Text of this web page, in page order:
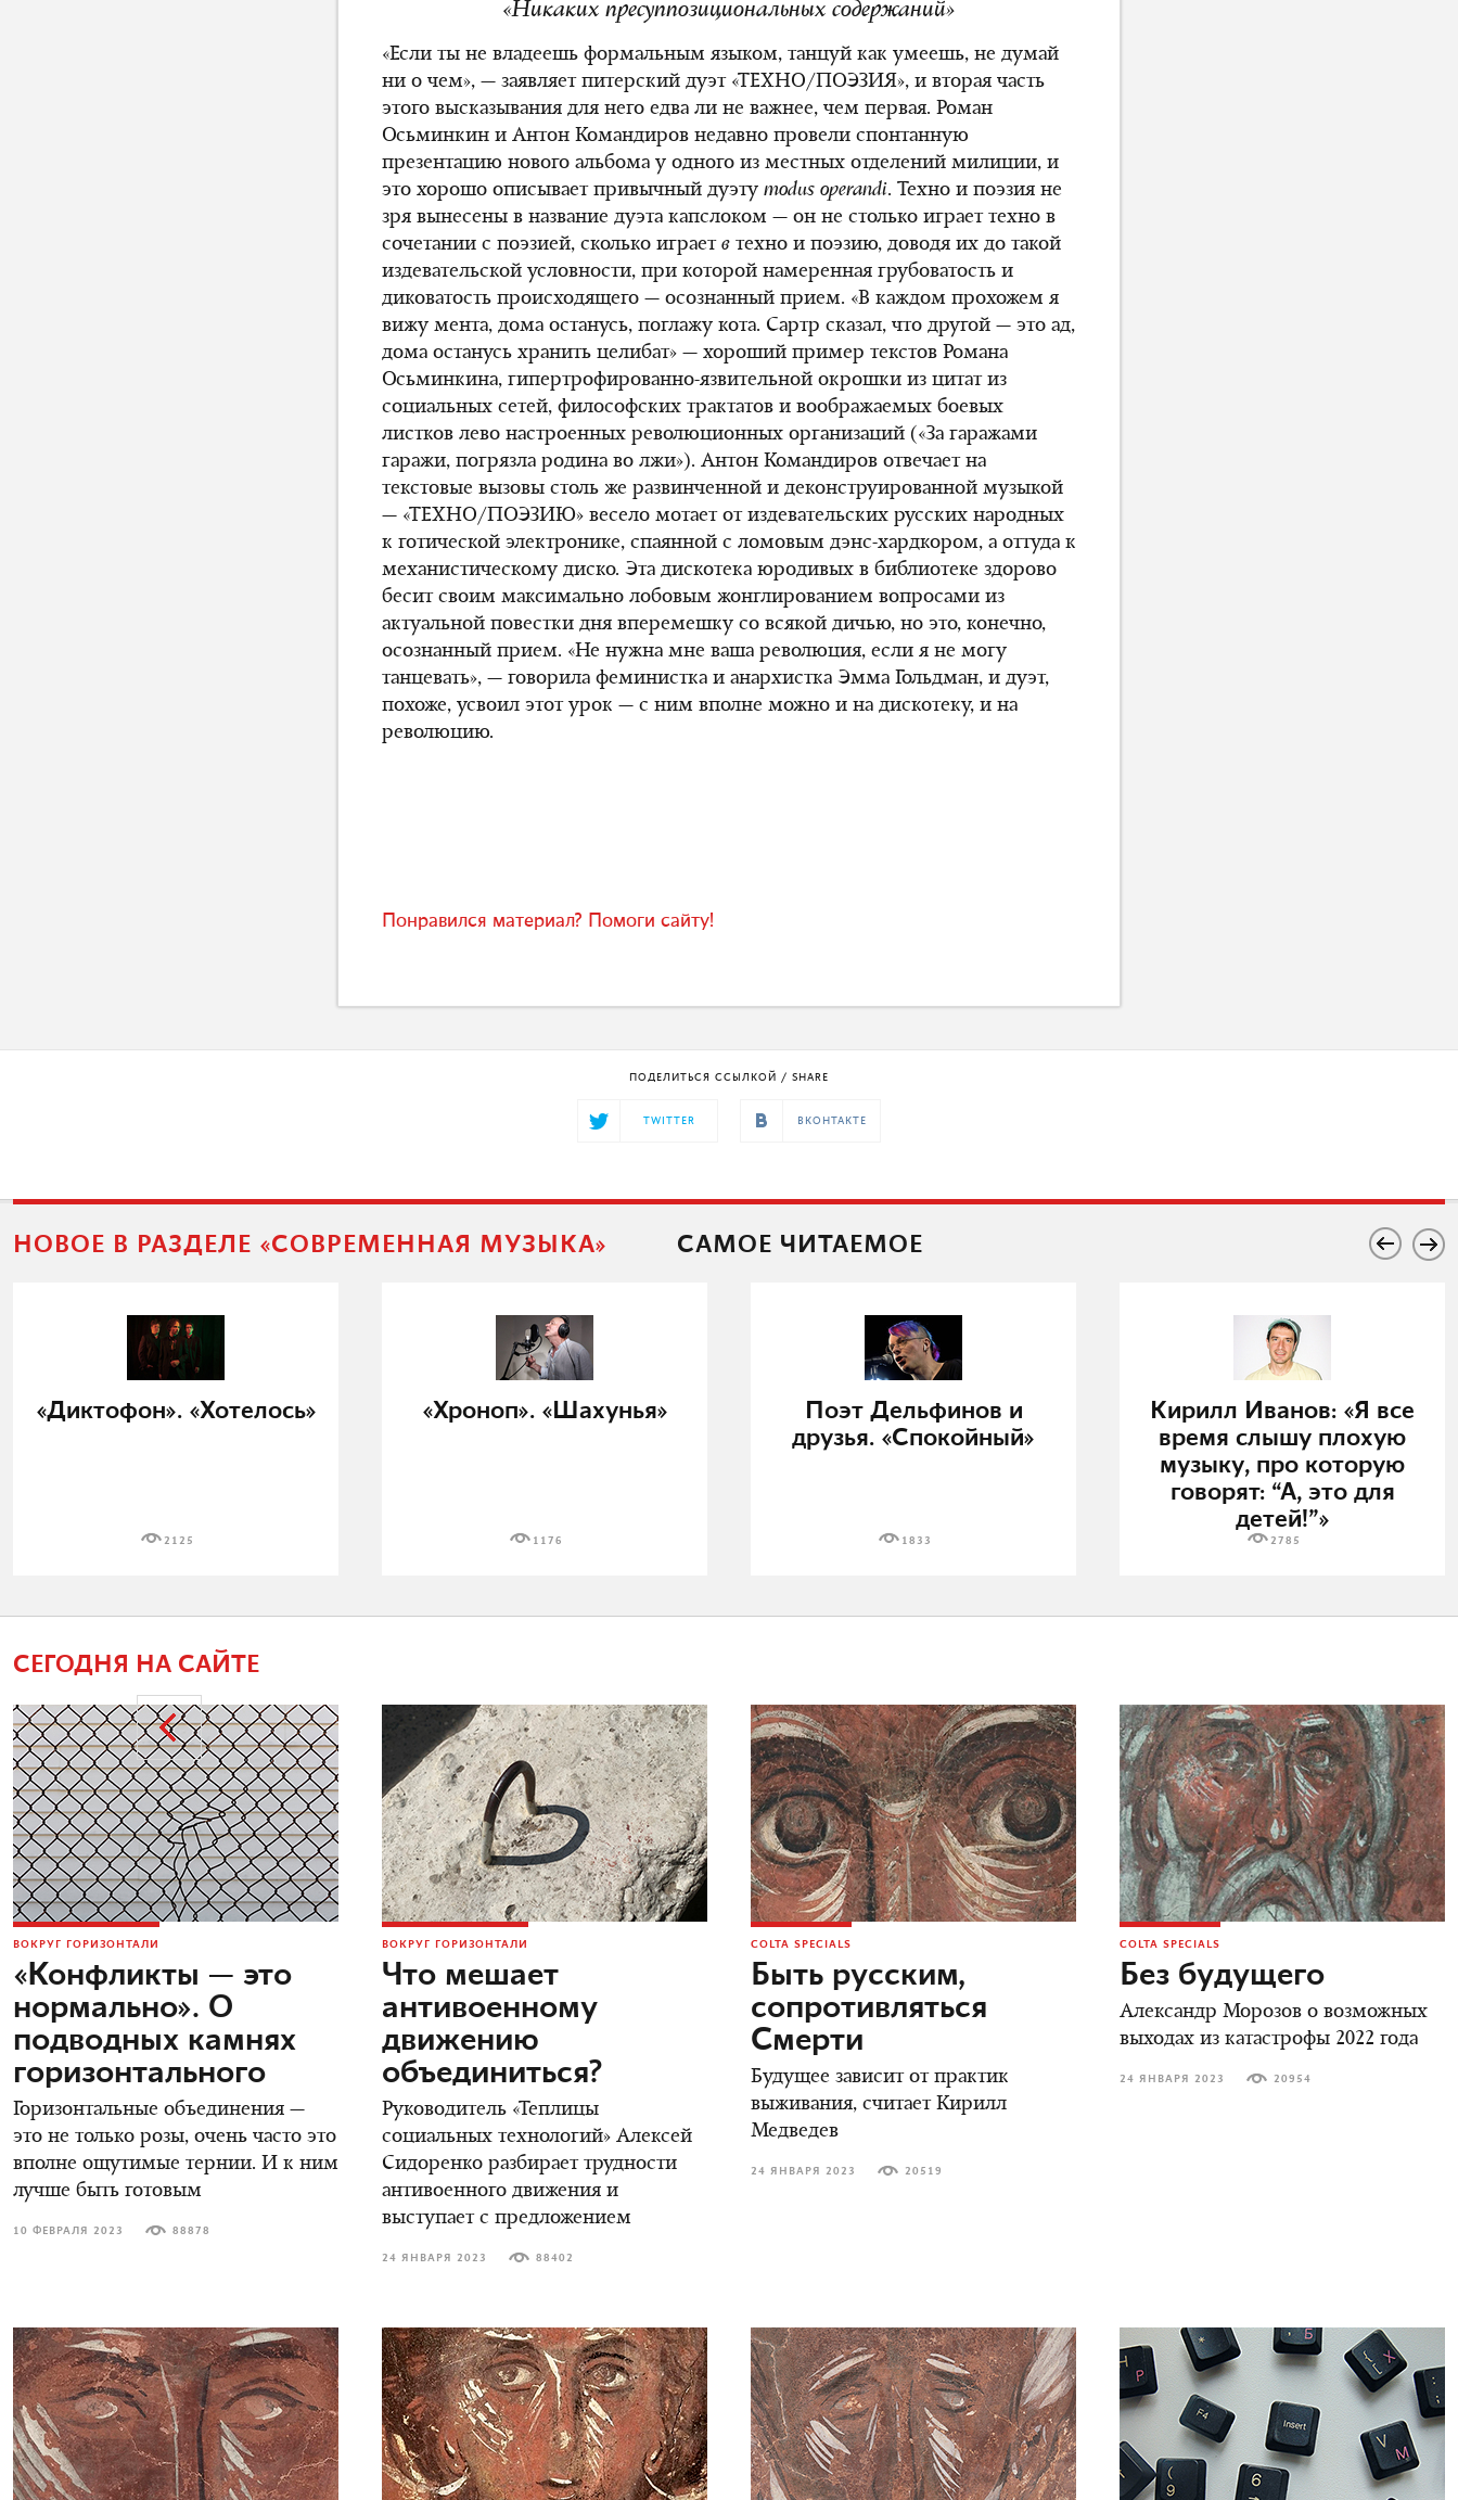
«Никаких пресуппозициональных содержаний»
«Если ты не владеешь формальным языком, танцуй как умеешь, не думай
ни о чем», — заявляет питерский дуэт «ТЕХНО/ПОЭЗИЯ», и вторая часть
этого высказывания для него едва ли не важнее, чем первая. Роман
Осьминкин и Антон Командиров недавно провели спонтанную
презентацию нового альбома у одного из местных отделений милиции, и
это хорошо описывает привычный дуэту modus operandi. Техно и поэзия не
зря вынесены в название дуэта капслоком — он не столько играет техно в
сочетании с поэзией, сколько играет в техно и поэзию, доводя их до такой
издевательской условности, при которой намеренная грубоватость и
диковатость происходящего — осознанный прием. «В каждом прохожем я
вижу мента, дома останусь, поглажу кота. Сартр сказал, что другой — это ад,
дома останусь хранить целибат» — хороший пример текстов Романа
Осьминкина, гипертрофированно-язвительной окрошки из цитат из
социальных сетей, философских трактатов и воображаемых боевых
листков лево настроенных революционных организаций («За гаражами
гаражи, погрязла родина во лжи»). Антон Командиров отвечает на
текстовые вызовы столь же развинченной и деконструированной музыкой
— «ТЕХНО/ПОЭЗИЮ» весело мотает от издевательских русских народных
к готической электронике, спаянной с ломовым дэнс-хардкором, а оттуда к
механистическому диско. Эта дискотека юродивых в библиотеке здорово
бесит своим максимально лобовым жонглированием вопросами из
актуальной повестки дня вперемешку со всякой дичью, но это, конечно,
осознанный прием. «Не нужна мне ваша революция, если я не могу
танцевать», — говорила феминистка и анархистка Эмма Гольдман, и дуэт,
похоже, усвоил этот урок — с ним вполне можно и на дискотеку, и на
революцию.
Понравился материал? Помоги сайту!
ПОДЕЛИТЬСЯ ССЫЛКОЙ / SHARE
TWITTER ВКОНТАКТЕ
НОВОЕ В РАЗДЕЛЕ «СОВРЕМЕННАЯ МУЗЫКА» САМОЕ ЧИТАЕМОЕ
«Диктофон». «Хотелось»
2125
«Хроноп». «Шахунья»
1176
Поэт Дельфинов и
друзья. «Спокойный»
1833
Кирилл Иванов: «Я все
время слышу плохую
музыку, про которую
говорят: “А, это для
детей!”»
2785
СЕГОДНЯ НА САЙТЕ
ВОКРУГ ГОРИЗОНТАЛИ
«Конфликты — это
нормально». О
подводных камнях
горизонтального
Горизонтальные объединения —
это не только розы, очень часто это
вполне ощутимые тернии. И к ним
лучше быть готовым
10 ФЕВРАЛЯ 2023 88878
ВОКРУГ ГОРИЗОНТАЛИ
Что мешает
антивоенному
движению
объединиться?
Руководитель «Теплицы
социальных технологий» Алексей
Сидоренко разбирает трудности
антивоенного движения и
выступает с предложением
24 ЯНВАРЯ 2023 88402
COLTA SPECIALS
Быть русским,
сопротивляться
Смерти
Будущее зависит от практик
выживания, считает Кирилл
Медведев
24 ЯНВАРЯ 2023 20519
COLTA SPECIALS
Без будущего
Александр Морозов о возможных
выходах из катастрофы 2022 года
24 ЯНВАРЯ 2023 20954